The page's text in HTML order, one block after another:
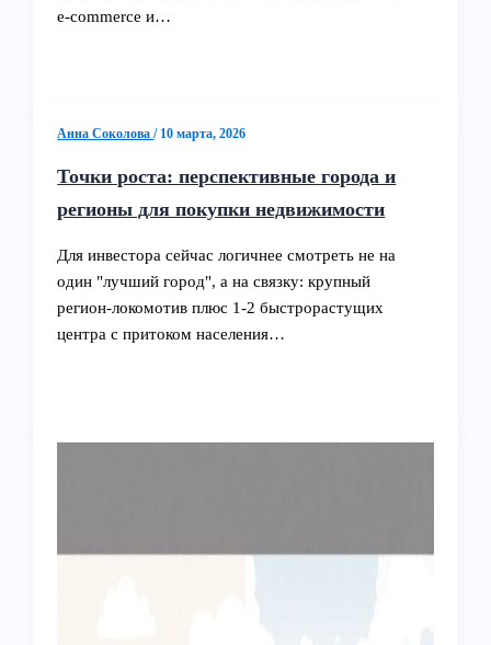
e‑commerce и…
Анна Соколова/ 10 марта, 2026
Точки роста: перспективные города и
регионы для покупки недвижимости
Для инвестора сейчас логичнее смотреть не на
один "лучший город", а на связку: крупный
регион‑локомотив плюс 1-2 быстрорастущих
центра с притоком населения…